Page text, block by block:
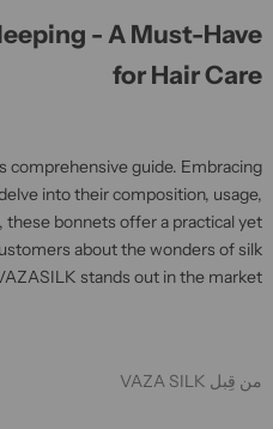
- A Must-Have
for Hair Care
comprehensive guide. Embracing
into their composition, usage,
these bonnets offer a practical yet
about the wonders of silk
stands out in the market.
من قِبل VAZA SILK